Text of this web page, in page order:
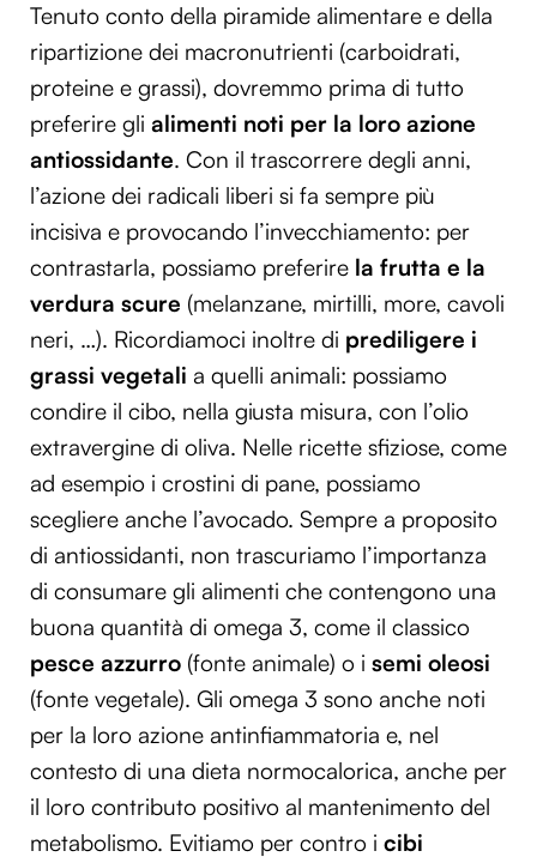
Tenuto conto della piramide alimentare e della
ripartizione dei macronutrienti (carboidrati,
proteine e grassi), dovremmo prima di tutto
preferire gli alimenti noti per la loro azione
antiossidante. Con il trascorrere degli anni,
l’azione dei radicali liberi si fa sempre più
incisiva e provocando l’invecchiamento: per
contrastarla, possiamo preferire la frutta e la
verdura scure (melanzane, mirtilli, more, cavoli
neri, …). Ricordiamoci inoltre di prediligere i
grassi vegetali a quelli animali: possiamo
condire il cibo, nella giusta misura, con l’olio
extravergine di oliva. Nelle ricette sfiziose, come
ad esempio i crostini di pane, possiamo
scegliere anche l’avocado. Sempre a proposito
di antiossidanti, non trascuriamo l’importanza
di consumare gli alimenti che contengono una
buona quantità di omega 3, come il classico
pesce azzurro (fonte animale) o i semi oleosi
(fonte vegetale). Gli omega 3 sono anche noti
per la loro azione antinfiammatoria e, nel
contesto di una dieta normocalorica, anche per
il loro contributo positivo al mantenimento del
metabolismo. Evitiamo per contro i cibi